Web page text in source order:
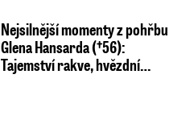
Nejsilnější momenty z pohřbu
Glena Hansarda (†56):
Tajemství rakve, hvězdní…